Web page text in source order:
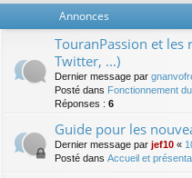
Annonces
TouranPassion et les
Twitter, ...)
Dernier message par
Posté dans Fonctionnement
Réponses : 6
Guide pour les
Dernier message par jef10 «
Posté dans Accueil et